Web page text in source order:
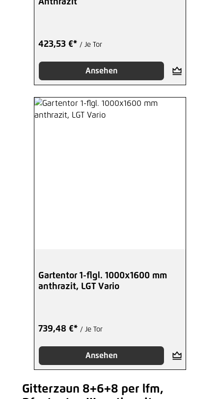
Anthrazit
423,53 €* / Je Tor
Ansehen
Gartentor 1-flgl. 1000x1600 mm
anthrazit, LGT Vario
739,48 €* / Je Tor
Ansehen
Produktgalerie überspringen
Gitterzaun 8+6+8 per lfm,